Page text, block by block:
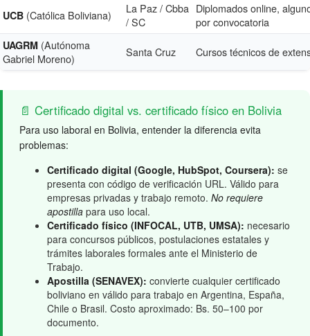
UCB (Católica Boliviana)
La Paz / Cbba
/ SC
Diplomados online,
por convocatoria
UAGRM (Autónoma
Gabriel Moreno)
Santa Cruz Cursos técnicos de
📄 Certificado digital vs. certificado físico en Bolivia
Para uso laboral en Bolivia, entender la diferencia evita
problemas:
Certificado digital (Google, HubSpot, Coursera): se
presenta con código de verificación URL. Válido para
empresas privadas y trabajo remoto. No requiere
apostilla para uso local.
Certificado físico (INFOCAL, UTB, UMSA): necesario
para concursos públicos, postulaciones estatales y
trámites laborales formales ante el Ministerio de
Trabajo.
Apostilla (SENAVEX): convierte cualquier certificado
boliviano en válido para trabajo en Argentina, España,
Chile o Brasil. Costo aproximado: Bs. 50–100 por
documento.